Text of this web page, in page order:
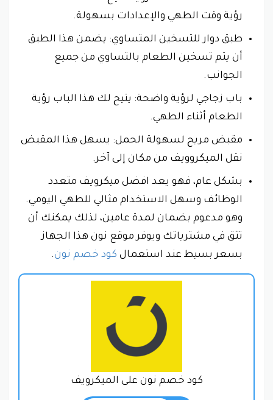
رؤية وقت الطهي والإعدادات بسهولة.
طبق دوار للتسخين المتساوي: يضمن هذا الطبق
أن يتم تسخين الطعام بالتساوي من جميع
الجوانب.
باب زجاجي لرؤية واضحة: يتيح لك هذا الباب رؤية
الطعام أثناء الطهي.
مقبض مريح لسهولة الحمل: يسهل هذا المقبض
نقل الميكروويف من مكان إلى آخر.
بشكل عام، فهو يعد افضل ميكرويف متعدد
الوظائف وسهل الاستخدام مثالي للطهي اليومي.
وهو مدعوم بضمان لمدة عامين، لذلك يمكنك أن
تثق في مشترياتك ويوفر موقع نون هذا الجهاز
بسعر بسيط عند استعمال كود خصم نون.
كود خصم نون على الميكرويف